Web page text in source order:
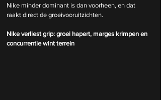
Nike minder dominant is dan voorheen, en dat
raakt direct de groeivooruitzichten.
Nike verliest grip: groei hapert, marges krimpen en
concurrentie wint terrein